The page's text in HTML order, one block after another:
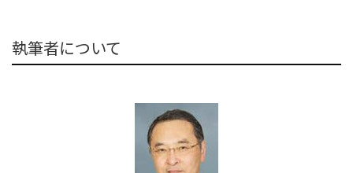
執筆者について